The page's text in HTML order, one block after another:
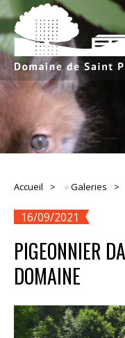
Accueil »Galeries
16/09/2021
PIGEONNIER
DOMAINE